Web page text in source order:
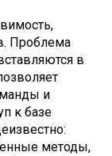
Проблема
в
и
к базе
методы,